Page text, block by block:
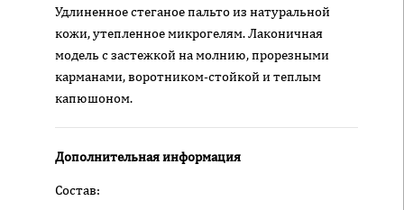
Удлиненное стеганое пальто из натуральной
кожи, утепленное микрогелям. Лаконичная
модель с застежкой на молнию, прорезными
карманами, воротником-стойкой и теплым
капюшоном.
Дополнительная информация
Состав: